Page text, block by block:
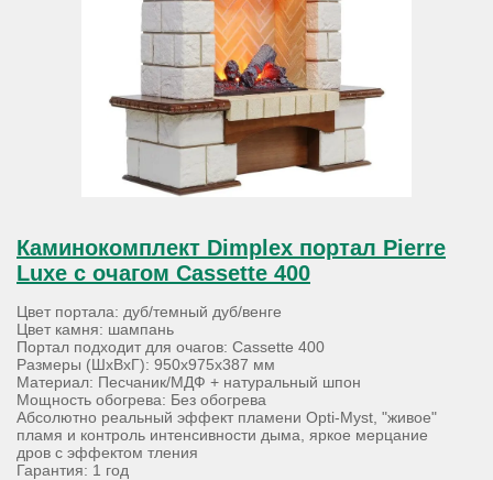
Каминокомплект Dimplex портал Pierre
Luxe с очагом Cassette 400
Цвет портала: дуб/темный дуб/венге
Цвет камня: шампань
Портал подходит для очагов: Cassette 400
Размеры (ШхВхГ): 950х975х387 мм
Материал: Песчаник/МДФ + натуральный шпон
Мощность обогрева: Без обогрева
Абсолютно реальный эффект пламени Opti-Myst, "живое"
пламя и контроль интенсивности дыма, яркое мерцание
дров с эффектом тления
Гарантия: 1 год